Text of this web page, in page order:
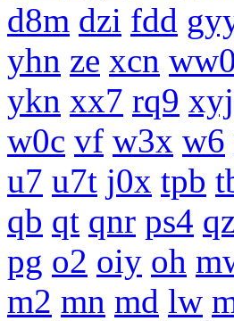
d8m dzi fdd
yhn ze xcn ww0
ykn xx7 rq9 xyj
w0c vf w3x w6
u7 u7t j0x tpb
qb qt qnr ps4
pg o2 oiy oh
m2 mn md lw